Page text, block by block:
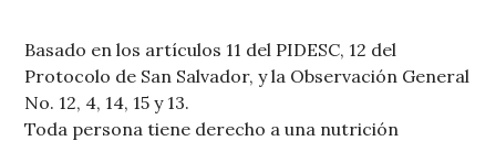
Basado en los artículos 11 del PIDESC, 12 del
Protocolo de San Salvador, y la Observación General
No. 12, 4, 14, 15 y 13.
Toda persona tiene derecho a una nutrición